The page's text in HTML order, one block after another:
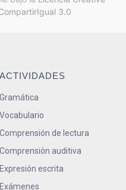
3.0
ACTIVIDADES
Gramática
Vocabulario
Comprensión de lectura
Comprensión auditiva
Expresión escrita
Exámenes